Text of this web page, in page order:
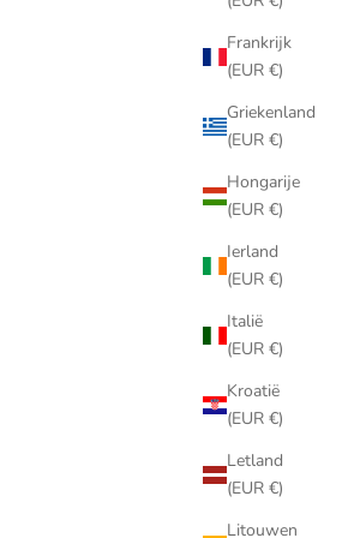
Frankrijk
(EUR €)
Griekenland
(EUR €)
Hongarije
(EUR €)
Ierland
(EUR €)
Italië
(EUR €)
Kroatië
(EUR €)
Letland
(EUR €)
Litouwen